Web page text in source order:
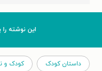
این نوشته‌
داستان کودک کودک و